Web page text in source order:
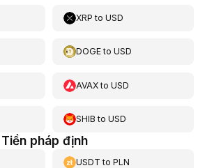
XRP toUSD
DOGEtoUSD
AVAXtoUSD
SHIB toUSD
pháp định
USDT toPLN